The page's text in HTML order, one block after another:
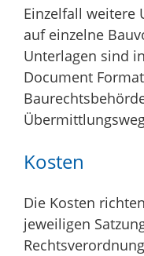
Einzelfall weitere
auf einzelne
Unterlagen sind
Document
Kosten
Die Kosten
jeweiligen